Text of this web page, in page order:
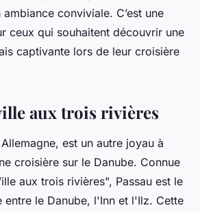
conviviale. C’est une
ceux qui souhaitent découvrir une
captivante lors de leur croisière
aux trois rivières
est un autre joyau à
croisière sur le Danube. Connue
aux trois rivières", Passau est le
entre le Danube, l'Inn et l'Ilz. Cette